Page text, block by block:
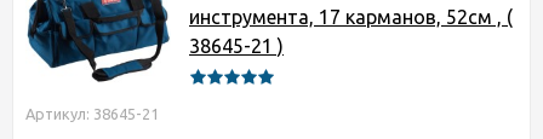
инструмента, 17 карманов, 52см , (
38645-21 )
Артикул: 38645-21